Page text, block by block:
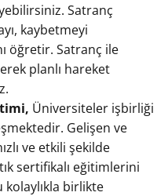
Satranç
kaybetmeyi
öğretir. Satranç ile
planlı hareket
Üniversiteler işbirliği
Gelişen ve
ve etkili şekilde
sertifikalı eğitimlerini
kolaylıkla birlikte